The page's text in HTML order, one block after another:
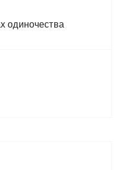
одиночества